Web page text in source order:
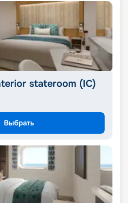
stateroom (IC)
Выбрать